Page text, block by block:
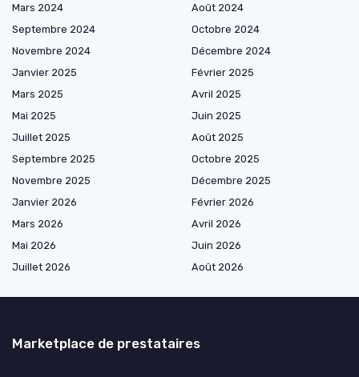
Mars 2024
Août 2024
Septembre 2024
Octobre 2024
Novembre 2024
Décembre 2024
Janvier 2025
Février 2025
Mars 2025
Avril 2025
Mai 2025
Juin 2025
Juillet 2025
Août 2025
Septembre 2025
Octobre 2025
Novembre 2025
Décembre 2025
Janvier 2026
Février 2026
Mars 2026
Avril 2026
Mai 2026
Juin 2026
Juillet 2026
Août 2026
Marketplace de prestataires